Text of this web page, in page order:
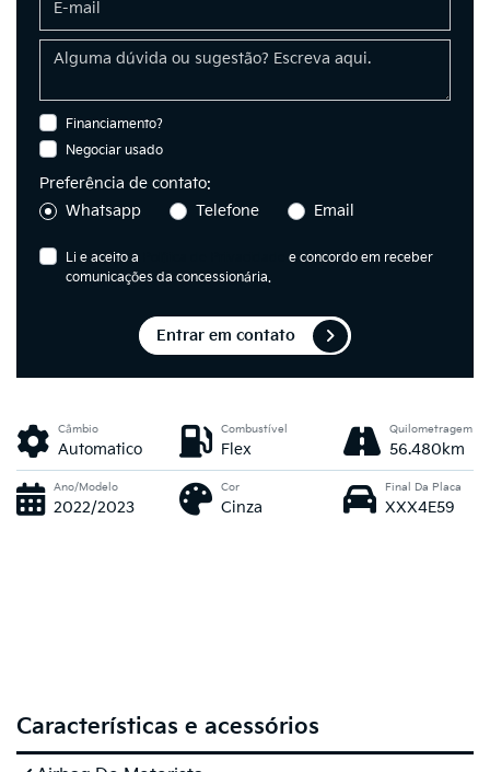
Financiamento?
Negociar usado
Preferência de contato:
Whatsapp
Telefone Email
Li e aceito a
e concordo em receber
comunicações da concessionária.
Entrar em contato
Câmbio
Automatico
Combustível
Flex
Quilometragem
56.480km
Ano/Modelo
2022/2023
Cor
Cinza
Final Da Placa
XXX4E59
Características e acessórios